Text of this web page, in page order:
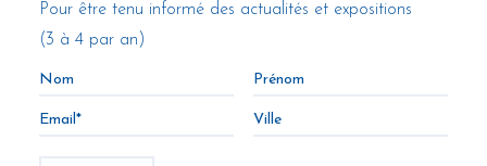
Pour être tenu informé des actualités et expositions
(3 à 4 par an)